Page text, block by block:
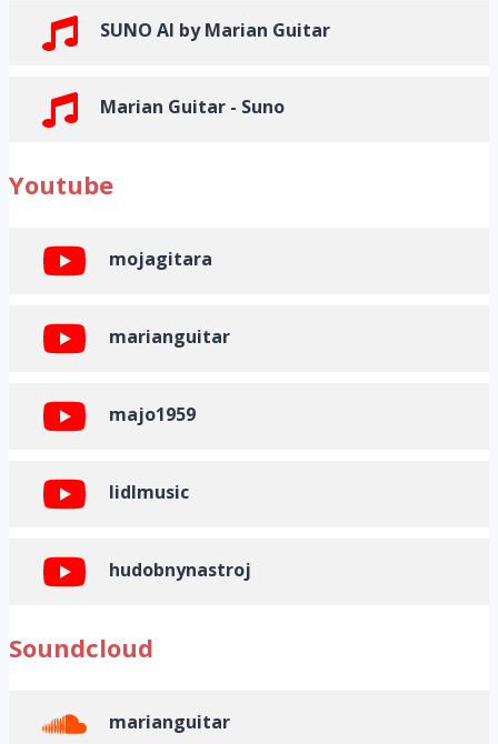
SUNO AI by Marian Guitar
Marian Guitar - Suno
Youtube
mojagitara
marianguitar
majo1959
lidlmusic
hudobnynastroj
Soundcloud
marianguitar